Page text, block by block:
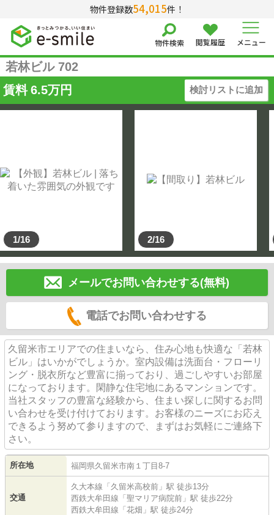
物件登録数54,015件！
物件検索 閲覧履歴 メニュー
若林ビル 702
賃料 6.5万円 検討リストに追加
1/16 2/16
メールでお問い合わせする(無料)
電話でお問い合わせする
久留米市エリアでの住まいなら、住み心地も快適な「若林
ビル」はいかがでしょうか。室内設備は洗面台・フローリ
ング・脱衣所など豊富に揃っており、過ごしやすいお部屋
になっております。閑静な住宅地にあるマンションです。
当社スタッフの豊富な経験から、住まい探しに関するお問
い合わせを受け付けております。お客様のニーズにお応え
できるよう努めて参りますので、まずはお気軽にご連絡下
さい。
所在地 福岡県久留米市南 １丁目8-7
交通
久大本線 「久留米高校前 」駅 徒歩13分
西鉄大牟田線 「聖マリア病院前 」駅 徒歩22分
西鉄大牟田線 「花畑 」駅 徒歩24分